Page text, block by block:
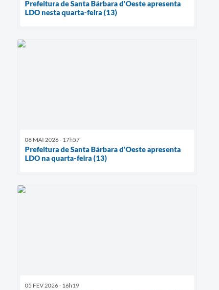
Prefeitura de Santa Bárbara d'Oeste apresenta
LDO nesta quarta-feira (13)
08 MAI 2026 - 17h57
Prefeitura de Santa Bárbara d'Oeste apresenta
LDO na quarta-feira (13)
05 FEV 2026 - 16h19